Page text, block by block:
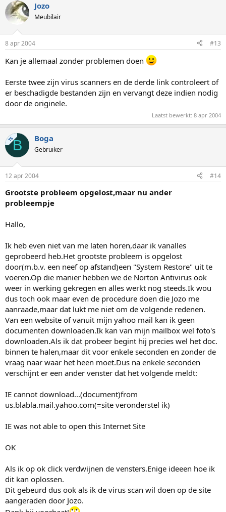
Jozo
Meubilair
8 apr 2004 #13
Kan je allemaal zonder problemen doen
Eerste twee zijn virus scanners en de derde link controleert of
er beschadigde bestanden zijn en vervangt deze indien nodig
door de originele.
Laatst bewerkt: 8 apr 2004
TSB Boga
Gebruiker
12 apr 2004 #14
Grootste probleem opgelost,maar nu ander
probleempje
Hallo,
Ik heb even niet van me laten horen,daar ik vanalles
geprobeerd heb.Het grootste probleem is opgelost
door(m.b.v. een neef op afstand)een "System Restore" uit te
voeren.Op die manier hebben we de Norton Antivirus ook
weer in werking gekregen en alles werkt nog steeds.Ik wou
dus toch ook maar even de procedure doen die Jozo me
aanraade,maar dat lukt me niet om de volgende redenen.
Van een website of vanuit mijn yahoo mail kan ik geen
documenten downloaden.Ik kan van mijn mailbox wel foto's
downloaden.Als ik dat probeer begint hij precies wel het doc.
binnen te halen,maar dit voor enkele seconden en zonder de
vraag naar waar het heen moet.Dus na enkele seconden
verschijnt er een ander venster dat het volgende meldt:
IE cannot download...(document)from
us.blabla.mail.yahoo.com(=site veronderstel ik)
IE was not able to open this Internet Site
OK
Als ik op ok click verdwijnen de vensters.Enige ideeen hoe ik
dit kan oplossen.
Dit gebeurd dus ook als ik de virus scan wil doen op de site
aangeraden door Jozo.